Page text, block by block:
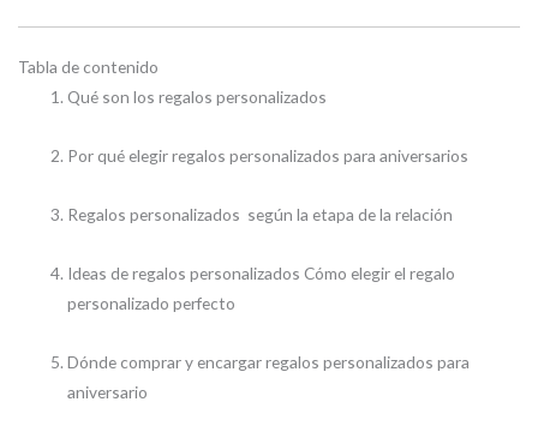
Tabla de contenido
Qué son los regalos personalizados
Por qué elegir regalos personalizados para aniversarios
Regalos personalizados según la etapa de la relación
Ideas de regalos personalizados Cómo elegir el regalo
personalizado perfecto
Dónde comprar y encargar regalos personalizados para
aniversario